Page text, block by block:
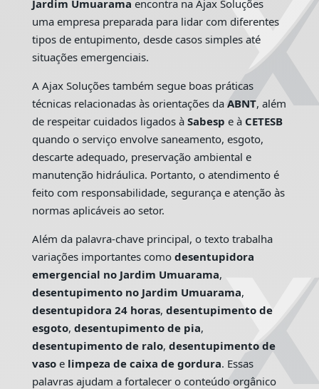
Jardim Umuarama encontra na Ajax Soluções
uma empresa preparada para lidar com diferentes
tipos de entupimento, desde casos simples até
situações emergenciais.
A Ajax Soluções também segue boas práticas
técnicas relacionadas às orientações da ABNT, além
de respeitar cuidados ligados à Sabesp e à CETESB
quando o serviço envolve saneamento, esgoto,
descarte adequado, preservação ambiental e
manutenção hidráulica. Portanto, o atendimento é
feito com responsabilidade, segurança e atenção às
normas aplicáveis ao setor.
Além da palavra-chave principal, o texto trabalha
variações importantes como desentupidora
emergencial no Jardim Umuarama,
desentupimento no Jardim Umuarama,
desentupidora 24 horas, desentupimento de
esgoto, desentupimento de pia,
desentupimento de ralo, desentupimento de
vasoe limpeza de caixa de gordura. Essas
palavras ajudam a fortalecer o conteúdo orgânico